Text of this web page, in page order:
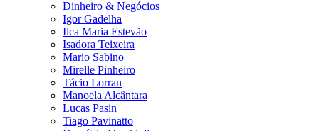
Dinheiro & Negócios
Igor Gadelha
Ilca Maria Estevão
Isadora Teixeira
Mario Sabino
Mirelle Pinheiro
Tácio Lorran
Manoela Alcântara
Lucas Pasin
Tiago Pavinatto